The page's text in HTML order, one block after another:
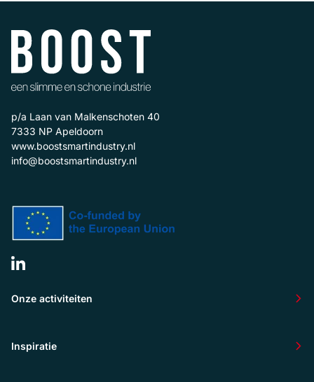
p/a Laan van Malkenschoten 40
7333 NP Apeldoorn
www.boostsmartindustry.nl
info@boostsmartindustry.nl
Onze activiteiten
Inspiratie